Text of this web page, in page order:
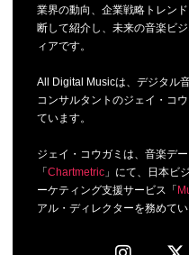
業界の動向、企業戦略トレン
断して紹介し、未来の音楽ビ
ィアです。
All Digital Musicは、デジタル
コンサルタントのジェイ・コ
ています。
ジェイ・コウガミは、音楽デ
「 Chartmetric」にて、日本ビ
ーケティング支援サービス「
アル・ディレクターを務めてい